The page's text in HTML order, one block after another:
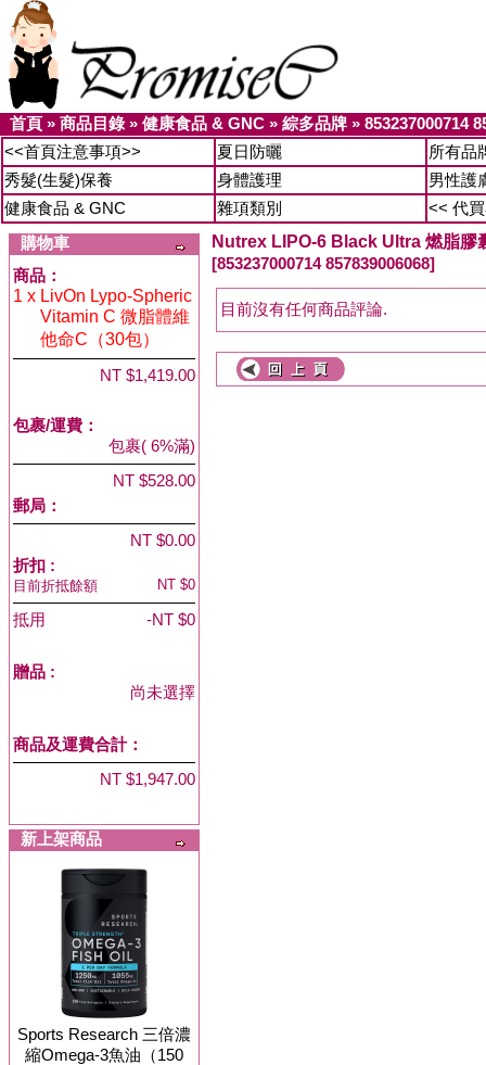
首頁 » 商品目錄» 健康食品 & GNC » 綜多品牌 » 853237000714
<<首頁注意事項>>
夏日防曬
所有品
秀髮(生髮)保養
身體護理
男性護
健康食品 & GNC
雜項類別
<< 代
購物車
商品：
1 x LivOn Lypo-Spheric
Vitamin C 微脂體維
他命C（30包）
NT $1,419.00
包裹/運費：
包裹( 6%滿)
NT $528.00
郵局：
NT $0.00
折扣 :
目前折抵餘額 NT $0
抵用 -NT $0
贈品 :
尚未選擇
商品及運費合計：
NT $1,947.00
新上架商品
Sports Research 三倍濃
縮Omega-3魚油（150
Nutrex LIPO-6 Black Ultra 燃脂膠
[853237000714 857839006068]
目前沒有任何商品評論.